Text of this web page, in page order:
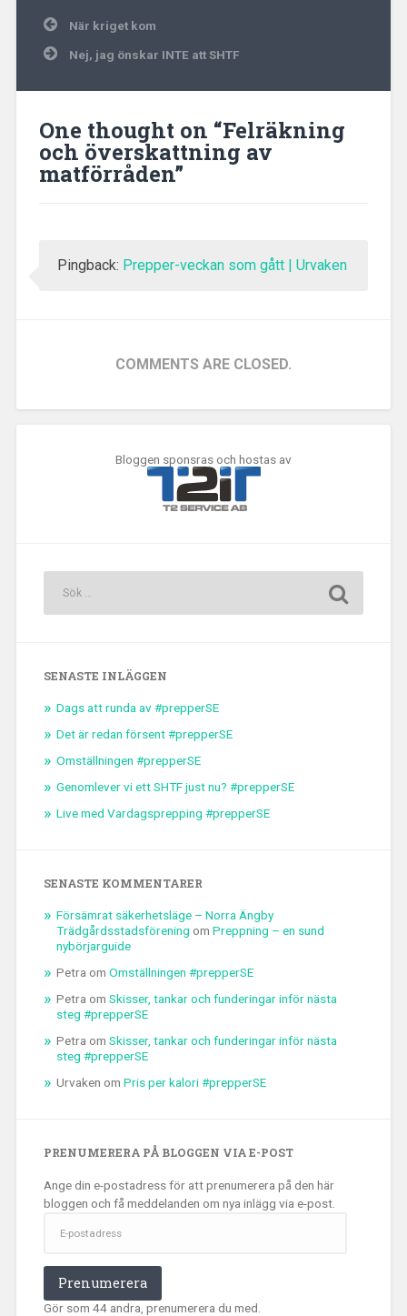
Inläggsnavigering
När kriget kom
Nej, jag önskar INTE att SHTF
One thought on “Felräkning
och överskattning av
matförråden”
Pingback: Prepper-veckan som gått | Urvaken
COMMENTS ARE CLOSED.
Bloggen sponsras och hostas av
SENASTE INLÄGGEN
Dags att runda av #prepperSE
Det är redan försent #prepperSE
Omställningen #prepperSE
Genomlever vi ett SHTF just nu? #prepperSE
Live med Vardagsprepping #prepperSE
SENASTE KOMMENTARER
Försämrat säkerhetsläge – Norra Ängby
Trädgårdsstadsförening om Preppning – en sund
nybörjarguide
Petra om Omställningen #prepperSE
Petra om Skisser, tankar och funderingar inför nästa
steg #prepperSE
Petra om Skisser, tankar och funderingar inför nästa
steg #prepperSE
Urvaken om Pris per kalori #prepperSE
PRENUMERERA PÅ BLOGGEN VIA E-POST
Ange din e-postadress för att prenumerera på den här
bloggen och få meddelanden om nya inlägg via e-post.
postadress
Prenumerera
Gör som 44 andra, prenumerera du med.